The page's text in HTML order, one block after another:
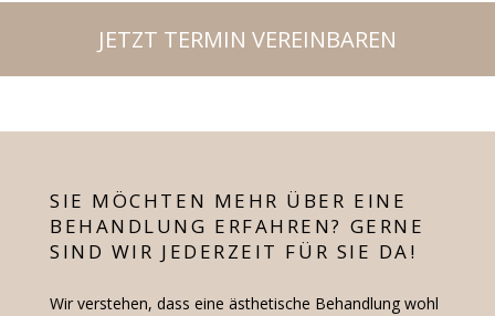
JETZT TERMIN VEREINBAREN
SIE MÖCHTEN MEHR ÜBER EINE
BEHANDLUNG ERFAHREN? GERNE
SIND WIR JEDERZEIT FÜR SIE DA!
Wir verstehen, dass eine ästhetische Behandlung wohl